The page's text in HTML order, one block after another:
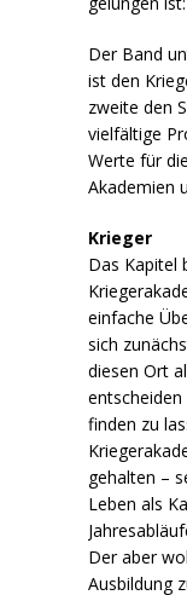
Der Band
ist den
zweite den
vielfältige
Werte für
Akademien
Krieger
Das Kapitel
einfache
sich
diesen Ort
finden zu
gehalten –
Leben als
Der aber
Ausbildung